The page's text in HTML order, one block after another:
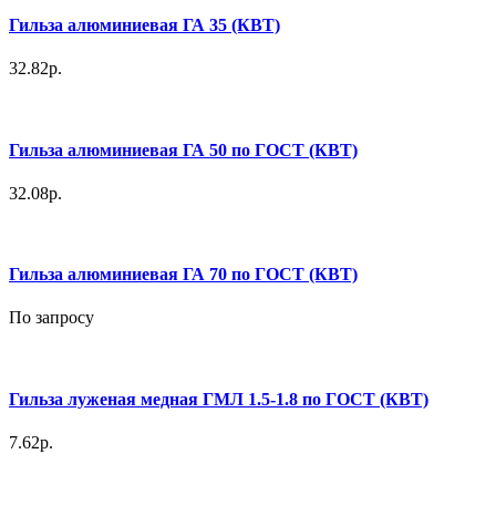
Гильза алюминиевая ГА 35 (КВТ)
32.82р.
Гильза алюминиевая ГА 50 по ГОСТ (КВТ)
32.08р.
Гильза алюминиевая ГА 70 по ГОСТ (КВТ)
По запросу
Гильза луженая медная ГМЛ 1.5-1.8 по ГОСТ (КВТ)
7.62р.